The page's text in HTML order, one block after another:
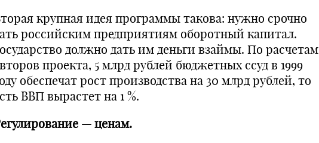
крупная идея программы такова: нужно срочно
российским предприятиям оборотный капитал.
должно дать им деньги взаймы. По расчетам
проекта, 5 млрд рублей бюджетных ссуд в 1999
обеспечат рост производства на 30 млрд рублей, то
ВВП вырастет на 1 %.
— ценам.